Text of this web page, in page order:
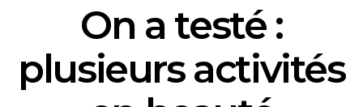
On a testé :
plusieurs activités